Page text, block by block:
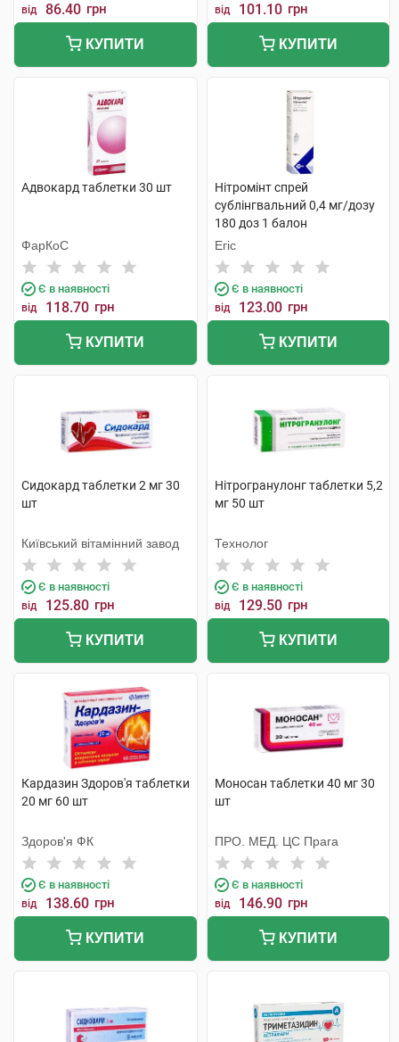
від 86.40 грн
КУПИТИ
від 101.10 грн
КУПИТИ
Адвокард таблетки 30 шт
ФарКоС
Є в наявності
від 118.70 грн
КУПИТИ
Нітромінт спрей
сублінгвальний 0,4 мг/дозу
180 доз 1 балон
Егіс
Є в наявності
від 123.00 грн
КУПИТИ
Сидокард таблетки 2 мг 30
шт
Київський вітамінний завод
Є в наявності
від 125.80 грн
КУПИТИ
Нітрогранулонг таблетки 5,2
мг 50 шт
Технолог
Є в наявності
від 129.50 грн
КУПИТИ
Кардазин Здоров'я таблетки
20 мг 60 шт
Здоров'я ФК
Є в наявності
від 138.60 грн
КУПИТИ
Моносан таблетки 40 мг 30
шт
ПРО. МЕД. ЦС Прага
Є в наявності
від 146.90 грн
КУПИТИ